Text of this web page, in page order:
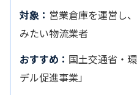
対象： 営業倉庫を運営し
みたい物流業者
おすすめ： 国土交通省・
デル促進事業」